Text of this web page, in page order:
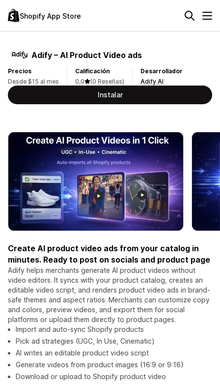
Shopify App Store
Adify – AI Product Video ads
Precios
Desde $15 al mes
Calificación
0,0
(0 Reseñas)
Desarrollador
Adify AI
Instalar
Create AI product video ads from your catalog in
minutes. Ready to post on socials and product page
Adify helps merchants generate AI product videos without
video editors. It syncs with your product catalog, creates an
editable video script, and renders product video ads in brand-
safe themes and aspect ratios. Merchants can customize copy
and colors, preview videos, and export them for social
platforms or upload them directly to product pages.
Import and auto-sync Shopify products
Pick ad strategies (UGC, In Use, Cinematic)
AI writes an editable product video script
Generate videos from product images (16:9 or 9:16)
Download or upload to Shopify product video